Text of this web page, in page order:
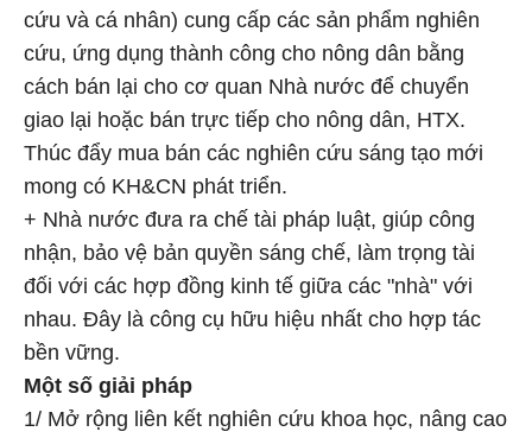
cứu và cá nhân) cung cấp các sản phẩm nghiên
cứu, ứng dụng thành công cho nông dân bằng
cách bán lại cho cơ quan Nhà nước để chuyển
giao lại hoặc bán trực tiếp cho nông dân, HTX.
Thúc đẩy mua bán các nghiên cứu sáng tạo mới
mong có KH&CN phát triển.
+ Nhà nước đưa ra chế tài pháp luật, giúp công
nhận, bảo vệ bản quyền sáng chế, làm trọng tài
đối với các hợp đồng kinh tế giữa các "nhà" với
nhau. Đây là công cụ hữu hiệu nhất cho hợp tác
bền vững.
Một số giải pháp
1/ Mở rộng liên kết nghiên cứu khoa học, nâng cao